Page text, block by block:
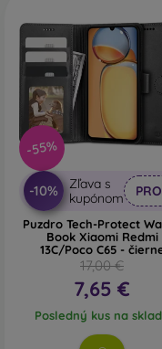
-55%
-10%
Zľava s
kupónom
Puzdro Tech-Protect
Book Xiaomi Redmi
13C/Poco C65 -
17,00 €
7,65 €
Posledný kus na